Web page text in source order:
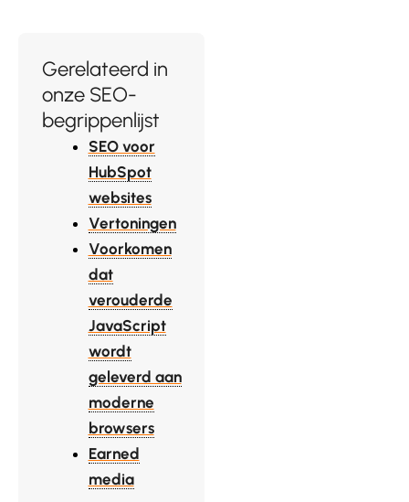
Gerelateerd in
onze SEO-
begrippenlijst
SEO voor
HubSpot
websites
Vertoningen
Voorkomen
dat
verouderde
JavaScript
wordt
geleverd aan
moderne
browsers
Earned
media